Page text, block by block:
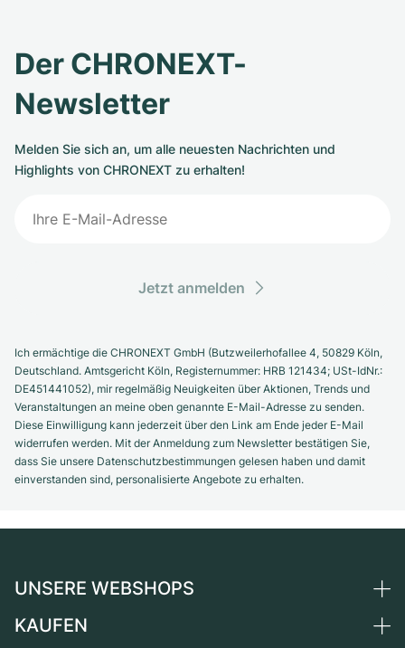
Der CHRONEXT-
Newsletter
Melden Sie sich an, um alle neuesten Nachrichten und
Highlights von CHRONEXT zu erhalten!
Jetzt anmelden
Ich ermächtige die CHRONEXT GmbH (Butzweilerhofallee 4, 50829 Köln,
Deutschland. Amtsgericht Köln, Registernummer: HRB 121434; USt-IdNr.:
DE451441052), mir regelmäßig Neuigkeiten über Aktionen, Trends und
Veranstaltungen an meine oben genannte E-Mail-Adresse zu senden.
Diese Einwilligung kann jederzeit über den Link am Ende jeder E-Mail
widerrufen werden. Mit der Anmeldung zum Newsletter bestätigen Sie,
dass Sie unsere Datenschutzbestimmungen gelesen haben und damit
einverstanden sind, personalisierte Angebote zu erhalten.
UNSERE WEBSHOPS
Deutschland
KAUFEN